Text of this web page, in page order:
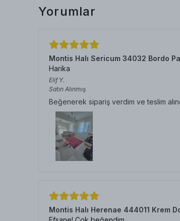
Yorumlar
Montis Halı Sericum 34032 Bordo
Harika
Elif Y.
Satın Alınmış
Beğenerek sipariş verdim ve teslim
Montis Halı Herenae 444011 Krem